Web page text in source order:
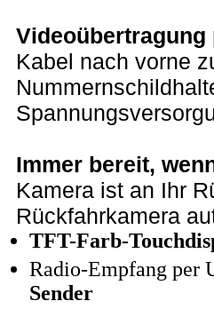
Videoübertragung
Kabel nach vorne
Immer bereit,
Kamera ist an Ihr
Rückfahrkamera
TFT-Farb-
Radio-Empfang per
Sender